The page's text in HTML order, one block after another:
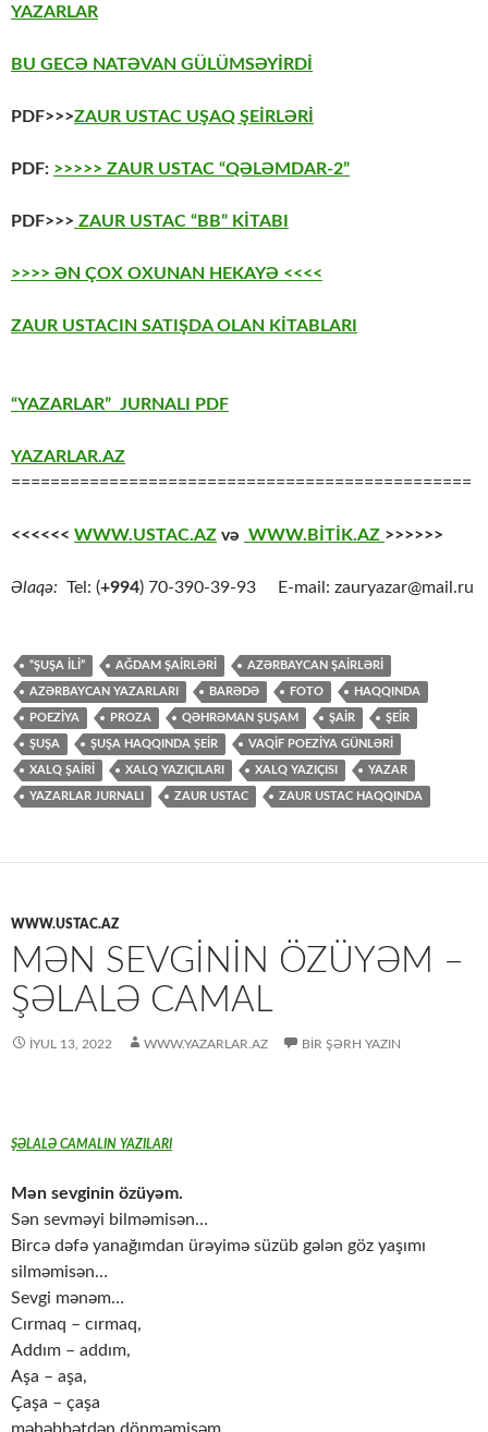
YAZARLAR
BU GECƏ NATƏVAN GÜLÜMSƏYİRDİ
PDF>>>ZAUR USTAC UŞAQ ŞEİRLƏRİ
PDF: >>>>> ZAUR USTAC “QƏLƏMDAR-2”
PDF>>> ZAUR USTAC “BB” KİTABI
>>>> ƏN ÇOX OXUNAN HEKAYƏ <<<<
ZAUR USTACIN SATIŞDA OLAN KİTABLARI
“YAZARLAR” JURNALI PDF
YAZARLAR.AZ
===============================================
<<<<<< WWW.USTAC.AZ və WWW.BİTİK.AZ >>>>>>
Əlaqə: Tel: (+994) 70-390-39-93 E-mail: zauryazar@mail.ru
“ŞUŞA ILI” AĞDAM ŞAİRLƏRİ AZƏRBAYCAN ŞAİRLƏRİ
AZƏRBAYCAN YAZARLARI BARƏDƏ FOTO HAQQINDA
POEZİYA PROZA QƏHRƏMAN ŞUŞAM ŞAİR ŞEİR
ŞUŞA ŞUŞA HAQQINDA ŞEİR VAQİF POEZİYA GÜNLƏRİ
XALQ ŞAİRİ XALQ YAZIÇILARI XALQ YAZIÇISI YAZAR
YAZARLAR JURNALI ZAUR USTAC ZAUR USTAC HAQQINDA
WWW.USTAC.AZ
MƏN SEVGININ ÖZÜYƏM –
ŞƏLALƏ CAMAL
İYUL 13, 2022 WWW.YAZARLAR.AZ BIR ŞƏRH YAZIN
ŞƏLALƏ CAMALIN YAZILARI
Mən sevginin özüyəm.
Sən sevməyi bilməmisən…
Bircə dəfə yanağımdan ürəyimə süzüb gələn göz yaşımı
silməmisən…
Sevgi mənəm…
Cırmaq – cırmaq,
Addım – addım,
Aşa – aşa,
Çaşa – çaşa